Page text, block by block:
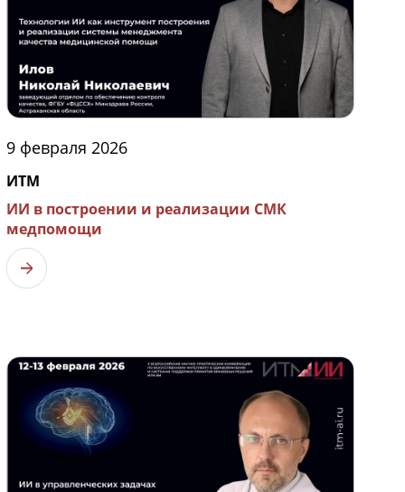
9 февраля 2026
ИТМ
ИИ в построении и реализации СМК
медпомощи